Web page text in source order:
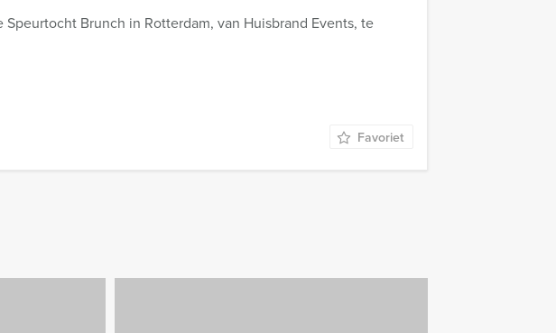
Brunch in Rotterdam, van Huisbrand Events, te
Favoriet